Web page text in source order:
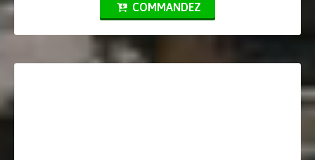
COMMANDEZ